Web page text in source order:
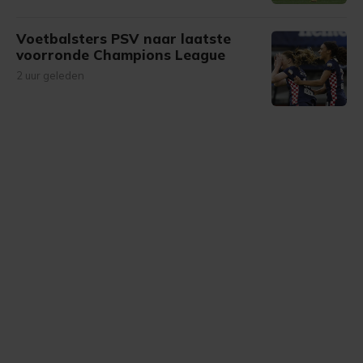
Voetbalsters PSV naar laatste
voorronde Champions League
2 uur geleden